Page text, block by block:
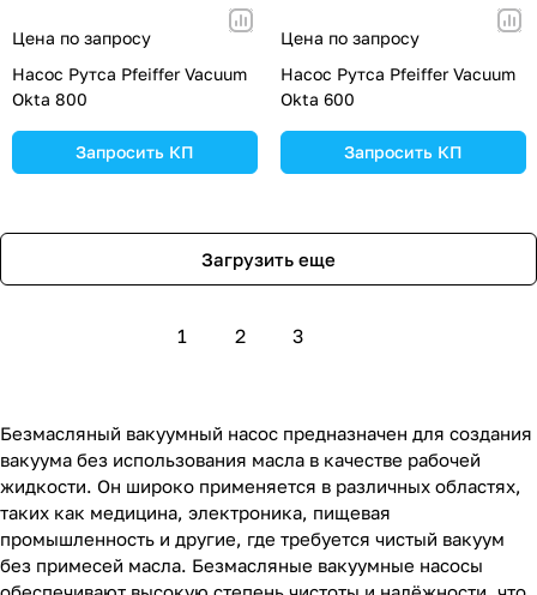
Цена по запросу
Насос Рутса Pfeiffer Vacuum
Okta 800
Запросить КП
Цена по запросу
Насос Рутса Pfeiffer Vacuum
Okta 600
Запросить КП
Загрузить еще
1 2 3
Безмасляный вакуумный насос предназначен для создания
вакуума без использования масла в качестве рабочей
жидкости. Он широко применяется в различных областях,
таких как медицина, электроника, пищевая
промышленность и другие, где требуется чистый вакуум
без примесей масла. Безмасляные вакуумные насосы